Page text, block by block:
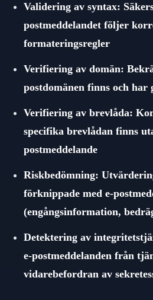
Validering av syntax:
postmeddelandet följer
formateringsregler
Verifiering av domän:
postdomänen finns och har
Verifiering av brevlåda:
specifika brevlådan finns
postmeddelande
Riskbedömning:
förknippade med e-
(engångsinformation,
Detektering av
e-postmeddelanden från
vidarebefordran av